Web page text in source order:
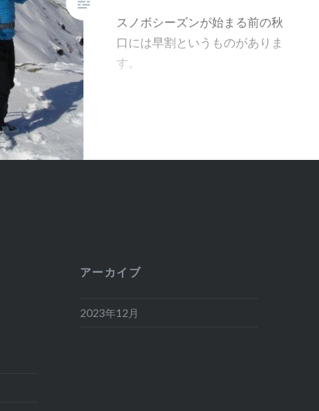
スノボシーズンが始まる前の秋
口には早割というものがありま
す。
アーカイブ
2023年12月